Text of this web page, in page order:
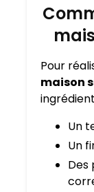
Pour
maison
Un
Un
Des